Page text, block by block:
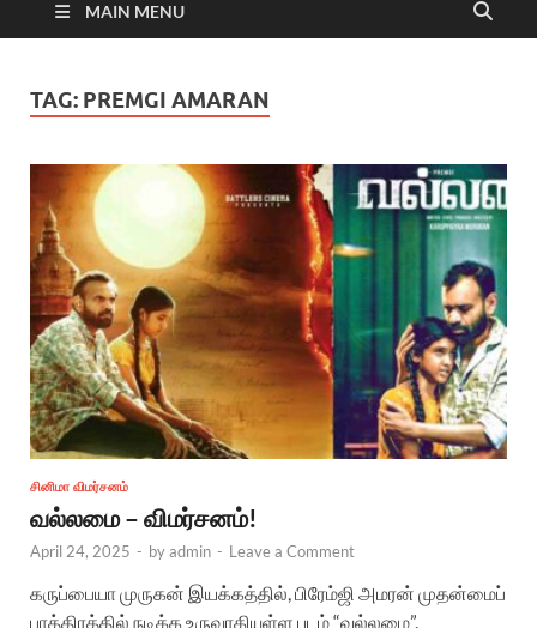
MAIN MENU
TAG: PREMGI AMARAN
சினிமா விமர்சனம்
வல்லமை – விமர்சனம்!
April 24, 2025 - byadmin - Leave a Comment
கருப்பையா முருகன் இயக்கத்தில், பிரேம்ஜி அமரன் முதன்மைப்
பாத்திரத்தில் நடிக்க உருவாகியுள்ள படம் “வல்லமை”.